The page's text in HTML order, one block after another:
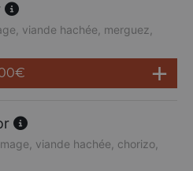
viande hachée, merguez,
€
viande hachée, chorizo,